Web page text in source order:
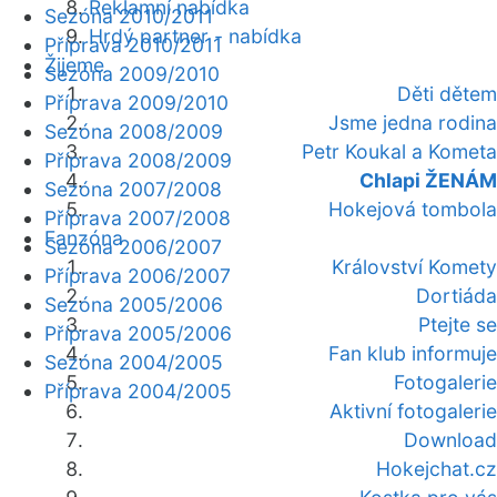
Reklamní nabídka
Hrdý partner - nabídka
Žijeme
Děti dětem
Jsme jedna rodina
Petr Koukal a Kometa
Chlapi ŽENÁM
Hokejová tombola
Fanzóna
Království Komety
Dortiáda
Ptejte se
Fan klub informuje
Fotogalerie
Aktivní fotogalerie
Download
Hokejchat.cz
Sezóna 2010/2011
Příprava 2010/2011
Sezóna 2009/2010
Příprava 2009/2010
Sezóna 2008/2009
Příprava 2008/2009
Sezóna 2007/2008
Příprava 2007/2008
Sezóna 2006/2007
Příprava 2006/2007
Sezóna 2005/2006
Příprava 2005/2006
Sezóna 2004/2005
Příprava 2004/2005